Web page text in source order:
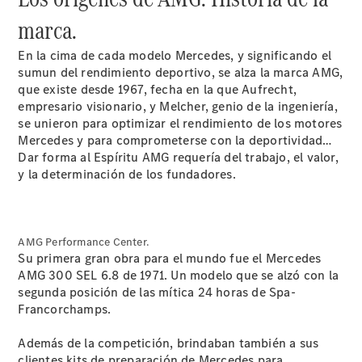
Acerca de
nosotros
Contacto
Centros y
Horarios
Madrid.
marca.
En la cima de cada modelo Mercedes, y significando el
sumun del rendimiento deportivo, se alza la marca AMG,
que existe desde 1967, fecha en la que Aufrecht,
empresario visionario, y Melcher, genio de la ingeniería,
se unieron para optimizar el rendimiento de los motores
Mercedes y para comprometerse con la deportividad…
Dar forma al Espíritu AMG requería del trabajo, el valor,
y la determinación de los fundadores.
AMG Performance Center.
Su primera gran obra para el mundo fue el Mercedes
AMG 300 SEL 6.8 de 1971. Un modelo que se alzó con la
segunda posición de las mítica 24 horas de Spa-
Francorchamps.
Además de la competición, brindaban también a sus